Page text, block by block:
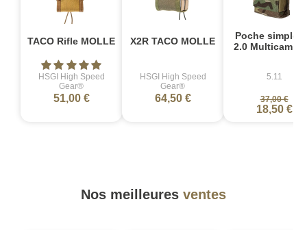
TACO Rifle MOLLE
HSGI High Speed
Gear®
51,00 €
X2R TACO MOLLE
HSGI High Speed
Gear®
64,50 €
Poche simple
2.0 Multicam
5.11
37,00 €
18,50 €
Nos meilleures ventes